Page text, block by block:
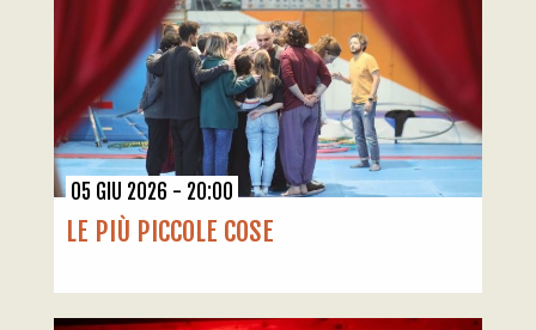
05 GIU 2026 - 20:00
LE PIÙ PICCOLE COSE